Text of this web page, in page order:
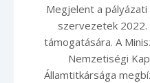
Megjelent a
szervezetek
támogatására. A
Nemzetiségi
Államtitkársága